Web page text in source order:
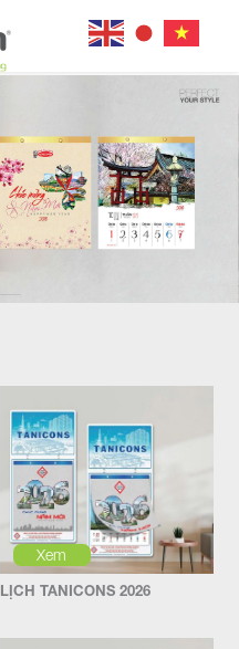
Xem
LỊCH TANICONS 2026